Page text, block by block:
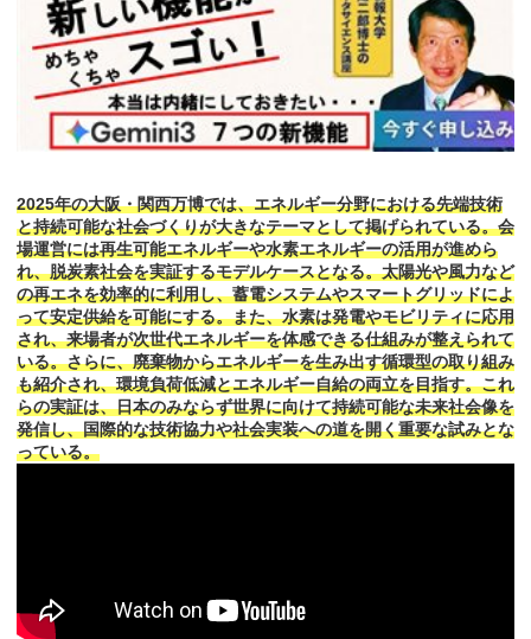
2025年の大阪・関西万博では、エネルギー分野における先端技術
と持続可能な社会づくりが大きなテーマとして掲げられている。会
場運営には再生可能エネルギーや水素エネルギーの活用が進めら
れ、脱炭素社会を実証するモデルケースとなる。太陽光や風力など
の再エネを効率的に利用し、蓄電システムやスマートグリッドによ
って安定供給を可能にする。また、水素は発電やモビリティに応用
され、来場者が次世代エネルギーを体感できる仕組みが整えられて
いる。さらに、廃棄物からエネルギーを生み出す循環型の取り組み
も紹介され、環境負荷低減とエネルギー自給の両立を目指す。これ
らの実証は、日本のみならず世界に向けて持続可能な未来社会像を
発信し、国際的な技術協力や社会実装への道を開く重要な試みとな
っている。